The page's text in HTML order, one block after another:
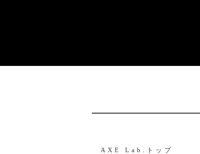
AXE Lab.トップ